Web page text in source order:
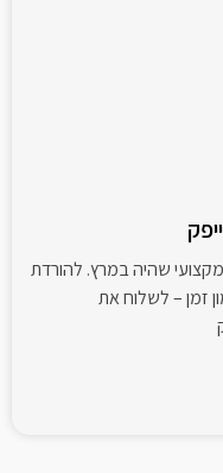
שהיה במרץ. להורדת
זמן – לשלוח את